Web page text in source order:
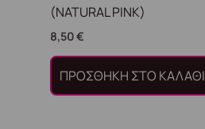
(NATURAL PINK)
8,50€
ΠΡΟΣΘΉΚΗ ΣΤΟ ΚΑΛΆΘΙ